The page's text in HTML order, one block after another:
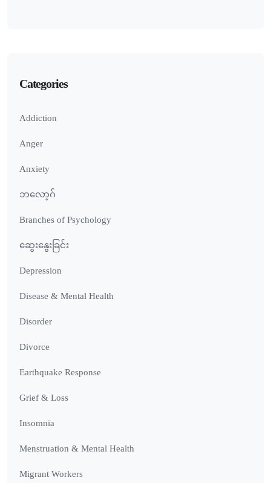
Categories
Addiction
Anger
Anxiety
ဘလော့ဂ်
Branches of Psychology
ဆွေးနွေးခြင်း
Depression
Disease & Mental Health
Disorder
Divorce
Earthquake Response
Grief & Loss
Insomnia
Menstruation & Mental Health
Migrant Workers